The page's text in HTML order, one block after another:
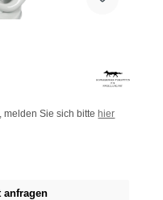
melden Sie sich bittehier
anfragen